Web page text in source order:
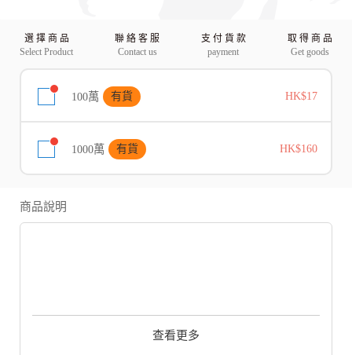
選 擇 商 品
Select Product
聯 絡 客 服
Contact us
支 付 貨 款
payment
取 得 商 品
Get goods
100萬 有貨 HK$17
1000萬 有貨 HK$160
商品說明
出「劍與魔法的幻想世界」。遊戲背景設定在中古風的魔法世界，敘
查看更多